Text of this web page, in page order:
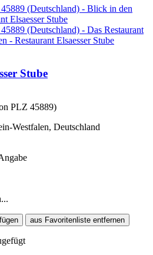
Stube
PLZ 45889)
Westfalen, Deutschland
aus Favoritenliste entfernen